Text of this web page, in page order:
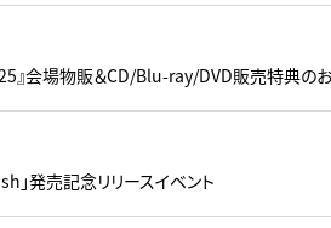
』会場物販＆CD/Blu-ray/DVD販売特典のお
発売記念リリースイベント